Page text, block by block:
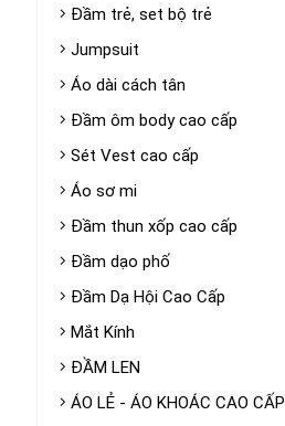
Đầm trẻ, set bộ trẻ
Jumpsuit
Áo dài cách tân
Đầm ôm body cao cấp
Sét Vest cao cấp
Áo sơ mi
Đầm thun xốp cao cấp
Đầm dạo phố
Đầm Dạ Hội Cao Cấp
Mắt Kính
ĐẦM LEN
ÁO LẺ - ÁO KHOÁC CAO CẤP